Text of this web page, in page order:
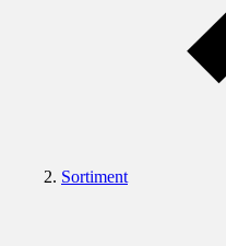
Sortiment